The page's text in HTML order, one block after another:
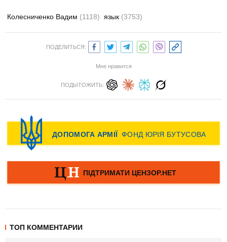
Колесниченко Вадим (1118) язык (3753)
ПОДЕЛИТЬСЯ:
Мне нравится
ПОДЫТОЖИТЬ:
ТОП КОММЕНТАРИИ